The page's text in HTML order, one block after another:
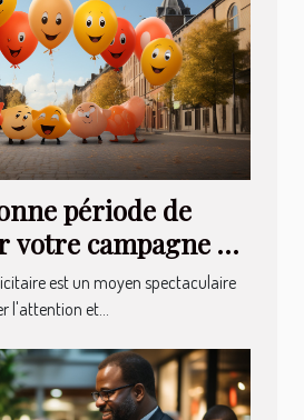
période de
votre campagne en
publicitaire
est un moyen spectaculaire
l'attention et...